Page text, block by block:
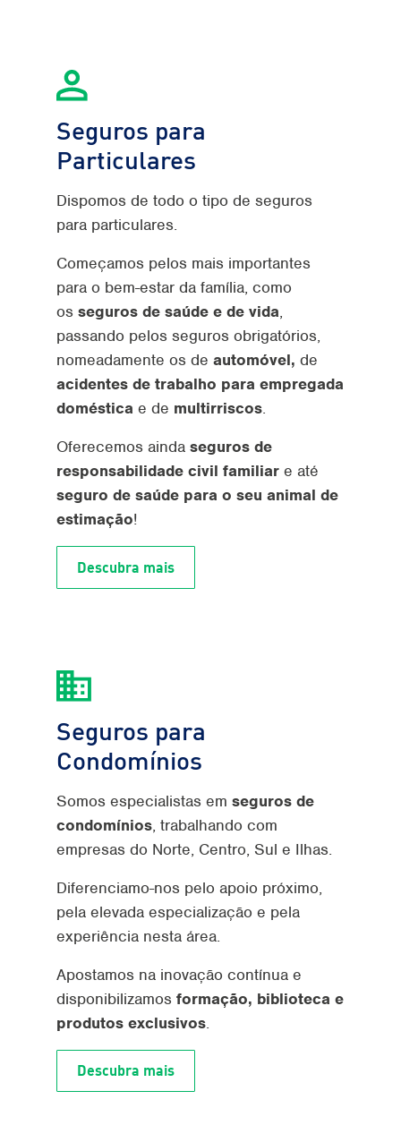
Seguros para
Particulares
Dispomos de todo o tipo de seguros
para particulares.
Começamos pelos mais importantes
para o bem-estar da família, como
os seguros de saúde e de vida,
passando pelos seguros obrigatórios,
nomeadamente os de automóvel, de
acidentes de trabalho para empregada
doméstica e de multirriscos.
Oferecemos ainda seguros de
responsabilidade civil familiar e até
seguro de saúde para o seu animal de
estimação!
Descubra mais
Seguros para
Condomínios
Somos especialistas em seguros de
condomínios, trabalhando com
empresas do Norte, Centro, Sul e Ilhas.
Diferenciamo-nos pelo apoio próximo,
pela elevada especialização e pela
experiência nesta área.
Apostamos na inovação contínua e
disponibilizamos formação, biblioteca e
produtos exclusivos.
Descubra mais